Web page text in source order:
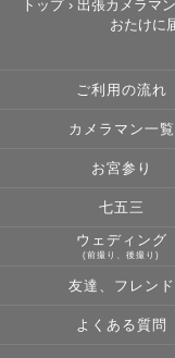
す。）
私事で大変申し訳
トップ › 出張カメラマ
おたけに
ご利用の流れ
カメラマン一覧
お宮参り
七五三
ウェディング
(前撮り、後撮り)
友達、フレンド
よくある質問